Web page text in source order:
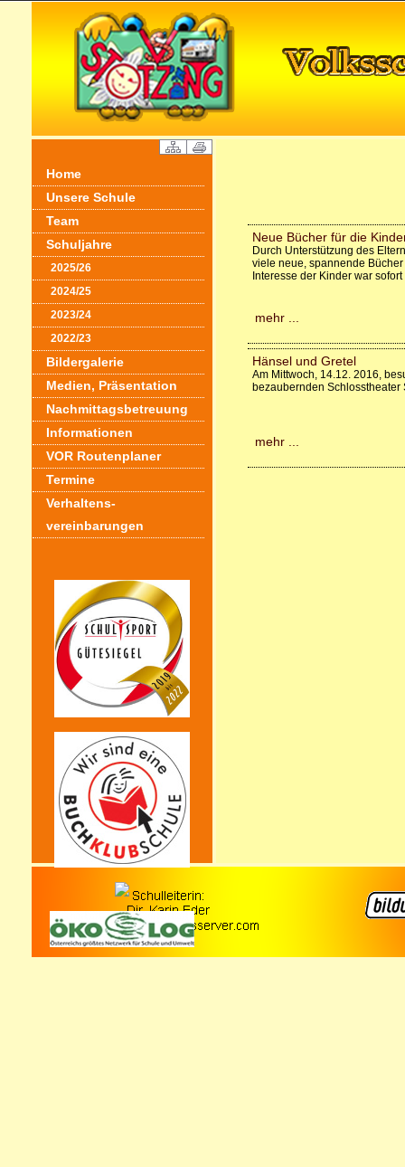
Home
Unsere Schule
Team
Schuljahre
2025/26
2024/25
2023/24
2022/23
Bildergalerie
Medien, Präsentation
Nachmittagsbetreuung
Informationen
VOR Routenplaner
Termine
Verhaltens-
vereinbarungen
Neue Bücher für die
Durch Unterstützung des
viele neue, spannende
Interesse der Kinder war
mehr ...
Hänsel und Gretel
Am Mittwoch, 14.12. 2016,
bezaubernden
mehr ...